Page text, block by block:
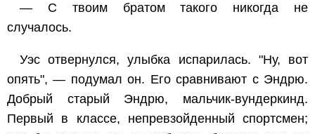
— С твоим братом такого никогда не
случалось.
Уэс отвернулся, улыбка испарилась. "Ну, вот
опять", — подумал он. Его сравнивают с Эндрю.
Добрый старый Эндрю, мальчик-вундеркинд.
Первый в классе, непревзойденный спортсмен;